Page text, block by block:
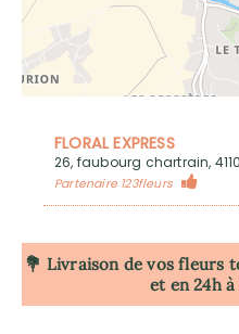
FLORAL EXPRESS
26, faubourg chartrain,
Partenaire 123fleurs
💐 Livraison de vos fleurs
et en 24h